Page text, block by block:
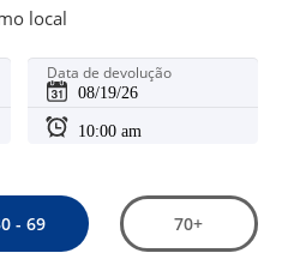
local
Data de devolução
- 69 70+